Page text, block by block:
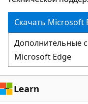
Скачать Microsoft
Дополнительные
Microsoft Edge
Learn